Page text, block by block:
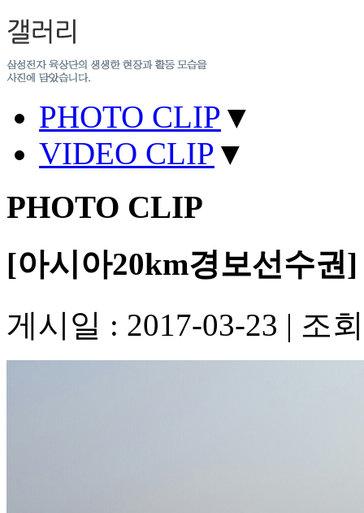
PHOTO CLIP ▼
VIDEO CLIP ▼
PHOTO CLIP
[아시아20km경보선수권
게시일 : 2017-03-23 | 조